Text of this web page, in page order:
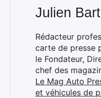
Julien
Rédacteur
carte de presse
le Fondateur,
chef des
Le Mag Auto
et véhicules de